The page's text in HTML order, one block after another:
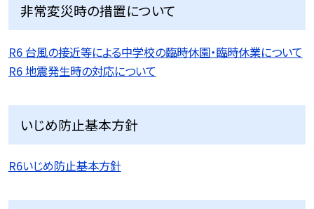
非常変災時の措置について
R6 台風の接近等による中学校の臨時休園・臨時休業について
R6 地震発生時の対応について
いじめ防止基本方針
R6いじめ防止基本方針